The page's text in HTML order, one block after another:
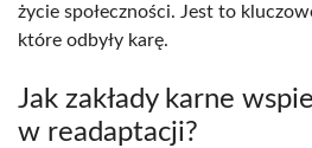
życie społeczności. Jest to
które odbyły karę.
Jak zakłady karne
w readaptacji?